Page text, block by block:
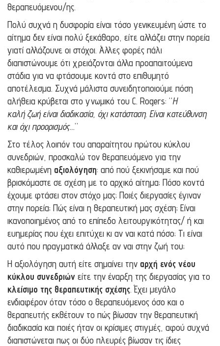
θεραπευόμενου/ης.
Πολύ συχνά η δυσφορία είναι τόσο γενικευμένη ώστε το
αίτημα δεν είναι πολύ ξεκάθαρο, είτε αλλάζει στην πορεία
γιατί αλλάζουνε οι στόχοι. Άλλες φορές πάλι
διαπιστώνουμε ότι χρειάζονται άλλα προαπαιτούμενα
στάδια για να φτάσουμε κοντά στο επιθυμητό
αποτέλεσμα. Συχνά μάλιστα συνειδητοποιούμε πόση
αλήθεια κρύβεται στο γνωμικό του C. Rogers: “Η
καλή ζωή είναι διαδικασία, όχι κατάσταση. Είναι κατεύθυνση
και όχι προορισμός…”
Στο τέλος λοιπόν του απαραίτητου πρώτου κύκλου
συνεδριών, προσκαλώ τον θεραπευόμενο για την
καθιερωμένη αξιολόγηση: από πού ξεκινήσαμε και πού
βρισκόμαστε σε σχέση με το αρχικό αίτημα; Πόσο κοντά
έχουμε φτάσει στον στόχο μας; Ποιές διεργασίες έγιναν
στην πορεία; Πώς είναι η θεραπευτική μας σχέση; Είναι
ικανοποιημένος από το επίπεδο λειτουργικότητας/ ή και
ευημερίας που έχει επιτύχει κι αν ναι κατά πόσο; Τι είναι
αυτό που πραγματικά άλλαξε αν ναι στην ζωή του;
Η αξιολόγηση αυτή είτε σημαίνει την αρχή ενός νέου
κύκλου συνεδριών είτε την έναρξη της διεργασίας για το
κλείσιμο της θεραπευτικής σχέσης. Έχει μεγάλο
ενδιαφέρον όταν τόσο ο θεραπευόμενος όσο και ο
θεραπευτής εκθέτουν το πώς βίωσαν την θεραπευτική
διαδικασία και ποιές ήταν οι κρίσιμες στιγμές, αφού συχνά
διαπιστώνεται πως οι δύο πλευρές βίωσαν τις ίδιες